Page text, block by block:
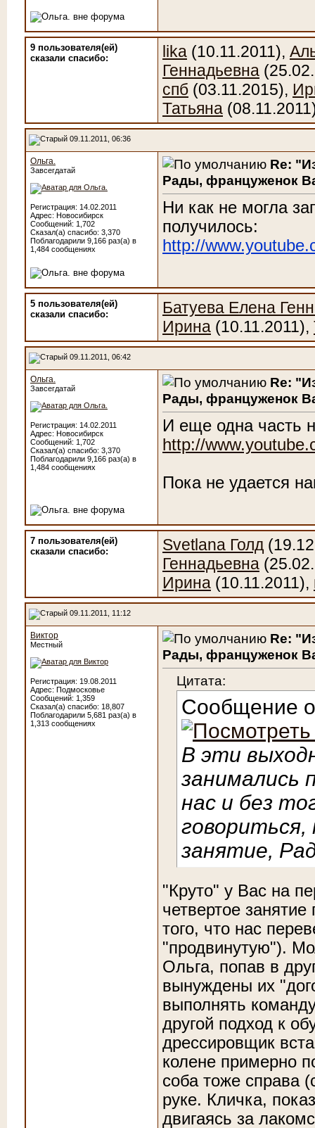
9 пользователя(ей)
сказали cпасибо:
lika (10.11.2011),
Геннадьевна
спб (03.11.2015),
Татьяна
09.11.2011, 06:36
Ольга.
Завсегдатай
Регистрация: 14.02.2011
Адрес: Новосибирск
Сообщений: 1,702
Сказал(а) спасибо: 3,370
Поблагодарили 9,166 раз(а) в
1,484 сообщениях
Re:
Рады, француженок
Ни как не могла
получилось:
http://
5 пользователя(ей)
сказали cпасибо:
Батуева Елена
Ирина (10.11.2011),
09.11.2011, 06:42
Ольга.
Завсегдатай
Регистрация: 14.02.2011
Адрес: Новосибирск
Сообщений: 1,702
Сказал(а) спасибо: 3,370
Поблагодарили 9,166 раз(а) в
1,484 сообщениях
Re:
Рады, француженок
И еще одна часть
http://
Пока не удается
7 пользователя(ей)
сказали cпасибо:
Svetlana Голд
Геннадьевна
Ирина (10.11.2011),
09.11.2011, 11:12
Виктор
Местный
Регистрация: 19.08.2011
Адрес: Подмосковье
Сообщений: 1,359
Сказал(а) спасибо: 18,807
Поблагодарили 5,681 раз(а) в
1,313 сообщениях
Re:
Рады, француженок
Цитата:
Сообщение
В эти
занимались
нас и без
занятие,
"Круто" у Вас на
четвертое
того, что нас
"продвинутую").
Ольга, попав в
вынуждены их
выполнять
другой подход к
дрессировщик
колене примерно
соба тоже справа
руке. Кличка,
двигаясь за